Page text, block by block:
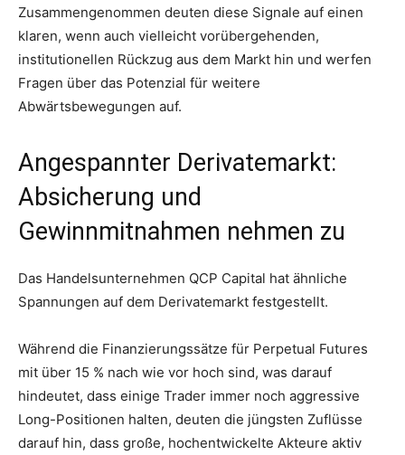
Zusammengenommen deuten diese Signale auf einen
klaren, wenn auch vielleicht vorübergehenden,
institutionellen Rückzug aus dem Markt hin und werfen
Fragen über das Potenzial für weitere
Abwärtsbewegungen auf.
Angespannter Derivatemarkt:
Absicherung und
Gewinnmitnahmen nehmen zu
Das Handelsunternehmen QCP Capital hat ähnliche
Spannungen auf dem Derivatemarkt festgestellt.
Während die Finanzierungssätze für Perpetual Futures
mit über 15 % nach wie vor hoch sind, was darauf
hindeutet, dass einige Trader immer noch aggressive
Long-Positionen halten, deuten die jüngsten Zuflüsse
darauf hin, dass große, hochentwickelte Akteure aktiv